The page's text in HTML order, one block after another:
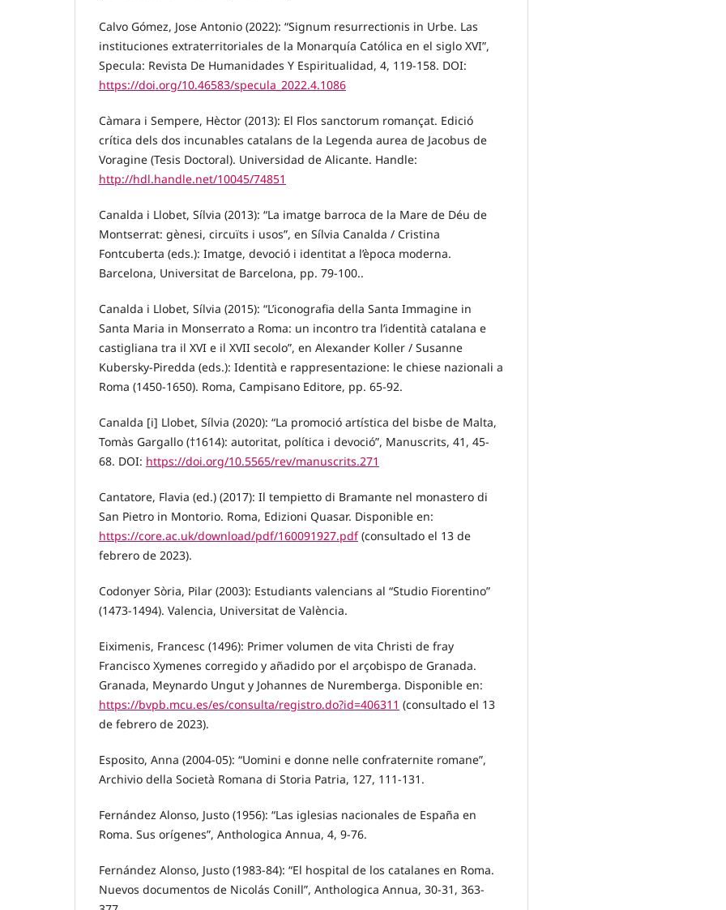
Calvo Gómez, Jose Antonio (2022): “Signum resurrectionis in Urbe. Las
instituciones extraterritoriales de la Monarquía Católica en el siglo XVI”,
Specula: Revista De Humanidades Y Espiritualidad, 4, 119-158. DOI:
https://doi.org/10.46583/specula_2022.4.1086
Càmara i Sempere, Hèctor (2013): El Flos sanctorum romançat. Edició
crítica dels dos incunables catalans de la Legenda aurea de Jacobus de
Voragine (Tesis Doctoral). Universidad de Alicante. Handle:
http://hdl.handle.net/10045/74851
Canalda i Llobet, Sílvia (2013): “La imatge barroca de la Mare de Déu de
Montserrat: gènesi, circuïts i usos”, en Sílvia Canalda / Cristina
Fontcuberta (eds.): Imatge, devoció i identitat a l’època moderna.
Barcelona, Universitat de Barcelona, pp. 79-100..
Canalda i Llobet, Sílvia (2015): “L’iconografia della Santa Immagine in
Santa Maria in Monserrato a Roma: un incontro tra l’identità catalana e
castigliana tra il XVI e il XVII secolo”, en Alexander Koller / Susanne
Kubersky-Piredda (eds.): Identità e rappresentazione: le chiese nazionali a
Roma (1450-1650). Roma, Campisano Editore, pp. 65-92.
Canalda [i] Llobet, Sílvia (2020): “La promoció artística del bisbe de Malta,
Tomàs Gargallo (†1614): autoritat, política i devoció”, Manuscrits, 41, 45-
68. DOI: https://doi.org/10.5565/rev/manuscrits.271
Cantatore, Flavia (ed.) (2017): Il tempietto di Bramante nel monastero di
San Pietro in Montorio. Roma, Edizioni Quasar. Disponible en:
https://core.ac.uk/download/pdf/160091927.pdf(consultado el 13 de
febrero de 2023).
Codonyer Sòria, Pilar (2003): Estudiants valencians al “Studio Fiorentino”
(1473-1494). Valencia, Universitat de València.
Eiximenis, Francesc (1496): Primer volumen de vita Christi de fray
Francisco Xymenes corregido y añadido por el arçobispo de Granada.
Granada, Meynardo Ungut y Johannes de Nuremberga. Disponible en:
https://bvpb.mcu.es/es/consulta/registro.do?id=406311 (consultado el 13
de febrero de 2023).
Esposito, Anna (2004-05): “Uomini e donne nelle confraternite romane”,
Archivio della Società Romana di Storia Patria, 127, 111-131.
Fernández Alonso, Justo (1956): “Las iglesias nacionales de España en
Roma. Sus orígenes”, Anthologica Annua, 4, 9-76.
Fernández Alonso, Justo (1983-84): “El hospital de los catalanes en Roma.
Nuevos documentos de Nicolás Conill”, Anthologica Annua, 30-31, 363-